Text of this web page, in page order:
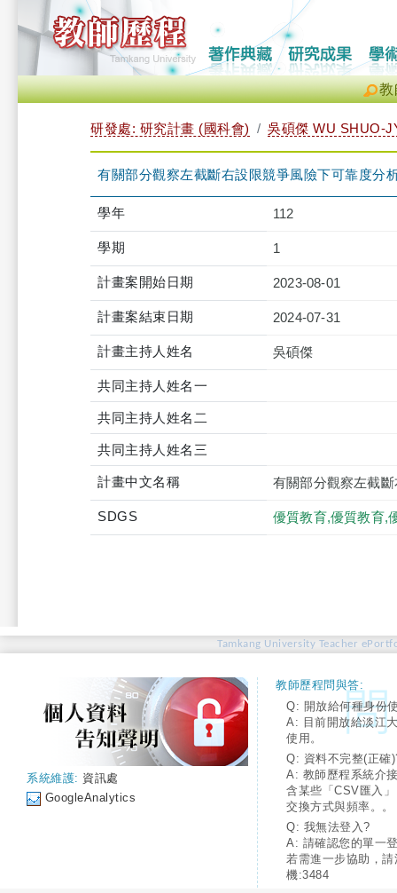
教
研發處: 研究計畫 (國科會) 吳碩傑 WU SHUO-
有關部分觀察左截斷右設限競爭風險下可靠度分
學年 112
學期 1
計畫案開始日期 2023-08-01
計畫案結束日期 2024-07-31
計畫主持人姓名 吳碩傑
共同主持人姓名一
共同主持人姓名二
共同主持人姓名三
計畫中文名稱 有關部分觀察左截
SDGS 優質教育,優質教育,
Tamkang University Teacher
系統維護: 資訊處
GoogleAnalytics
教師歷程問與答:
Q: 開放給何種身份
A: 目前開放給淡江
使用。
Q: 資料不完整(正確
A: 教師歷程系統介
含某些「CSV匯入
交換方式與頻率。。
Q: 我無法登入?
A: 請確認您的單一
若需進一步協助，
機:3484